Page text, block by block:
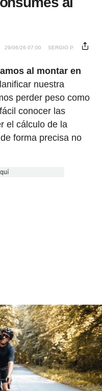
29/06/26 07:00 SERGIO P.
al montar en
nuestra
perder peso como
conocer las
el cálculo de la
forma precisa no